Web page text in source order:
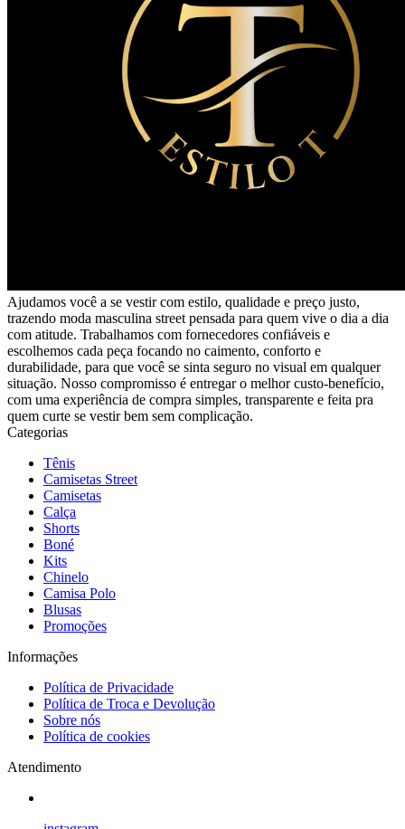
Ajudamos você a se vestir com estilo, qualidade e preço justo,
trazendo moda masculina street pensada para quem vive o dia a dia
com atitude. Trabalhamos com fornecedores confiáveis e
escolhemos cada peça focando no caimento, conforto e
durabilidade, para que você se sinta seguro no visual em qualquer
situação. Nosso compromisso é entregar o melhor custo-benefício,
com uma experiência de compra simples, transparente e feita pra
quem curte se vestir bem sem complicação.
Categorias
Tênis
Camisetas Street
Camisetas
Calça
Shorts
Boné
Kits
Chinelo
Camisa Polo
Blusas
Promoções
Informações
Política de Privacidade
Política de Troca e Devolução
Sobre nós
Política de cookies
Atendimento